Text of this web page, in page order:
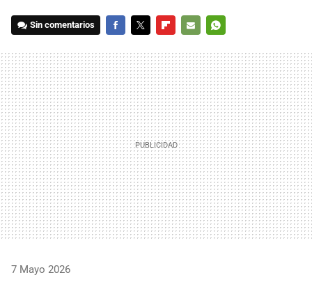
Sin comentarios
MAIL
7 Mayo 2026